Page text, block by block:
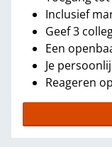
Inclusief
Geef 3
Een
Je
Reageren